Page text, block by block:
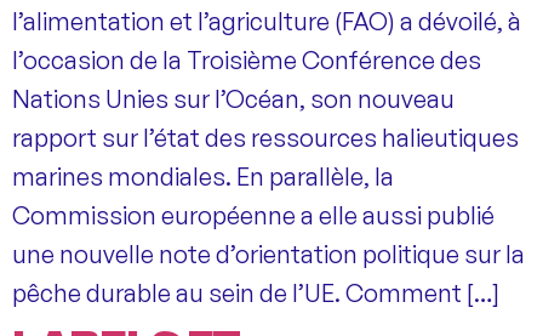
l’alimentation et l’agriculture (FAO) a dévoilé, à
l’occasion de la Troisième Conférence des
Nations Unies sur l’Océan, son nouveau
rapport sur l’état des ressources halieutiques
marines mondiales. En parallèle, la
Commission européenne a elle aussi publié
une nouvelle note d’orientation politique sur la
pêche durable au sein de l’UE. Comment […]